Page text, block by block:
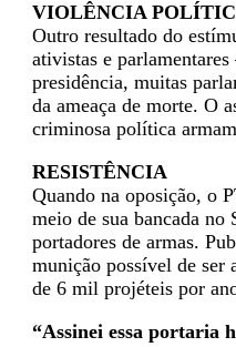
VIOLÊNCIA
Outro resultado do
ativistas e
presidência, muitas
da ameaça de morte. O
criminosa política
RESISTÊNCIA
Quando na oposição, o
meio de sua bancada
portadores de armas.
munição possível de ser
de 6 mil projéteis por
“Assinei essa portaria